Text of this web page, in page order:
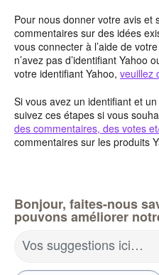
Pour nous donner votre avis et
commentaires sur des idées
vous connecter à l’aide de
n’avez pas d’identifiant Yahoo
votre identifiant Yahoo, veuillez
Si vous avez un identifiant et
suivez ces étapes si vous
des commentaires, des votes
commentaires sur les produits
Bonjour, faites-nous
pouvons améliorer
Vos suggestions ici…